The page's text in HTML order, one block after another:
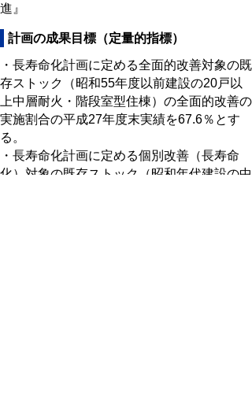
進』
計画の成果目標（定量的指標）
・長寿命化計画に定める全面的改善対象の既
存ストック（昭和55年度以前建設の20戸以
上中層耐火・階段室型住棟）の全面的改善の
実施割合の平成27年度末実績を67.6％とす
る。
・長寿命化計画に定める個別改善（長寿命
化）対象の既存ストック（昭和年代建設の中